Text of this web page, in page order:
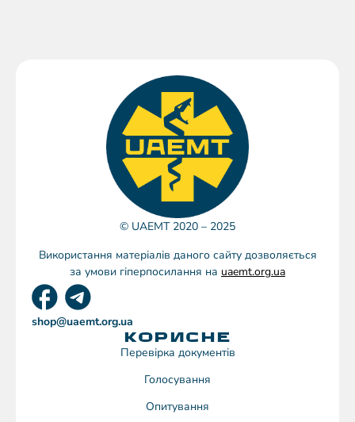
© UAEMT 2020 – 2025
Використання матеріалів даного сайту дозволяється
за умови гіперпосилання на uaemt.org.ua
shop@uaemt.org.ua
КОРИСНЕ
Перевірка документів
Голосування
Опитування